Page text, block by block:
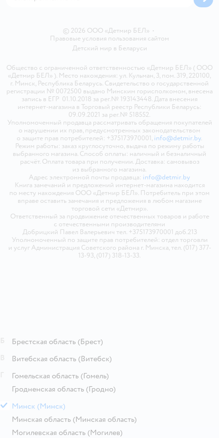
© 2026 ООО «Детмир БЕЛ» •
Правовые условия пользования сайтом
Детский мир в Беларуси
Общество с ограниченной ответственностью «Детмир БЕЛ» ( ООО
«Детмир БЕЛ» ). Место нахождения: ул. Кульман, 3, пом. 319, 220100,
г. Минск, Республика Беларусь. Свидетельство о государственной
регистрации № 0072500 выдано Минским горисполкомом, внесена
запись в ЕГР 01.10.2018 за рег.№ 193143448. Дата внесения
интернет-магазина в Торговый реестр Республики Беларусь:
09.09.2021 за рег.№ 518552.
Уполномоченный продавца рассматривать обращения покупателей
о нарушении их прав, предусмотренных законодательством
о защите прав потребителей: +375173970001, info@detmir.by.
Режим работы: заказ круглосуточно, выдача по режиму работы
выбранного магазина. Способ оплаты: наличный и безналичный
расчёт. Оплата товара при получении. Доставка: самовывоз
из выбранного магазина.
Адрес электронной почты продавца: info@detmir.by
Книга замечаний и предложений интернет-магазина находится
по месту нахождения ООО «Детмир БЕЛ». Потребитель при этом
вправе оставить замечания и предложения в любом магазине
торговой сети «Детмир».
Ответственный за продвижение отечественных товаров и работе
с отечественными производителями
Добрицкий Павел Валерьевич тел. +375173970001 доб.213
Уполномоченный по защите прав потребителей: отдел торговли
и услуг Администрация Советского района г. Минска, тел. (017) 377-
13-93, (017) 318-13-33.
Брестская область (Брест)
Витебская область (Витебск)
Гомельская область (Гомель)
Гродненская область (Гродно)
М Минск (Минск)
Минская область (Минская область)
Могилевская область (Могилев)